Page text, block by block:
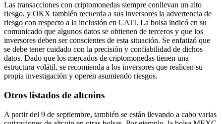
Las transacciones con criptomonedas siempre conllevan un alto
riesgo, y OKX también recuerda a sus inversores la advertencia de
riesgo con respecto a la inclusión en CATI. La bolsa indicó en su
comunicado que algunos datos se obtienen de terceros y que los
inversores deben ser conscientes de esta situación. Se enfatizó que
se debe tener cuidado con la precisión y confiabilidad de dichos
datos. Dado que los mercados de criptomonedas tienen una
estructura volátil, se recomienda a los inversores que realicen su
propia investigación y operen asumiendo riesgos.
Otros listados de altcoins
A partir del 9 de septiembre, también se están llevando a cabo varias